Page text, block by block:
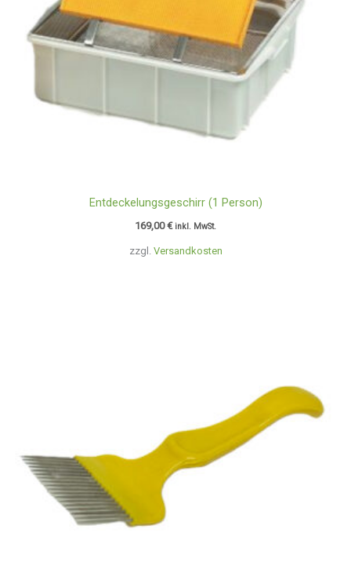
zzgl. Versandkosten
Entdeckelungsgeschirr (1 Person)
169,00€ inkl. MwSt.